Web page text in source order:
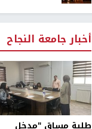
أخبار جامعة النجاح
طلبة مساق "مدخل